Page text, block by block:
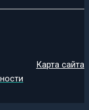
Карта сайта